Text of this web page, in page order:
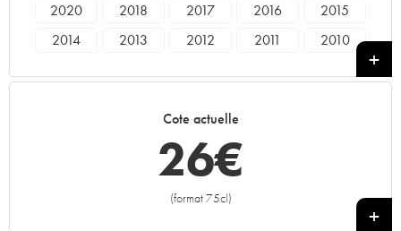
2020 2018 2017 2016
2015
2014
2013 2012 2011
2010
1996
1989
Cote actuelle
26€
(format 75cl)
+